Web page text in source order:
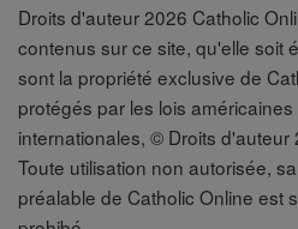
Droits d'auteur 2026 Catholic
contenus sur ce site, qu'elle soit
sont la propriété exclusive de
protégés par les lois
internationales, © Droits d'auteur
Toute utilisation non autorisée,
préalable de Catholic Online est